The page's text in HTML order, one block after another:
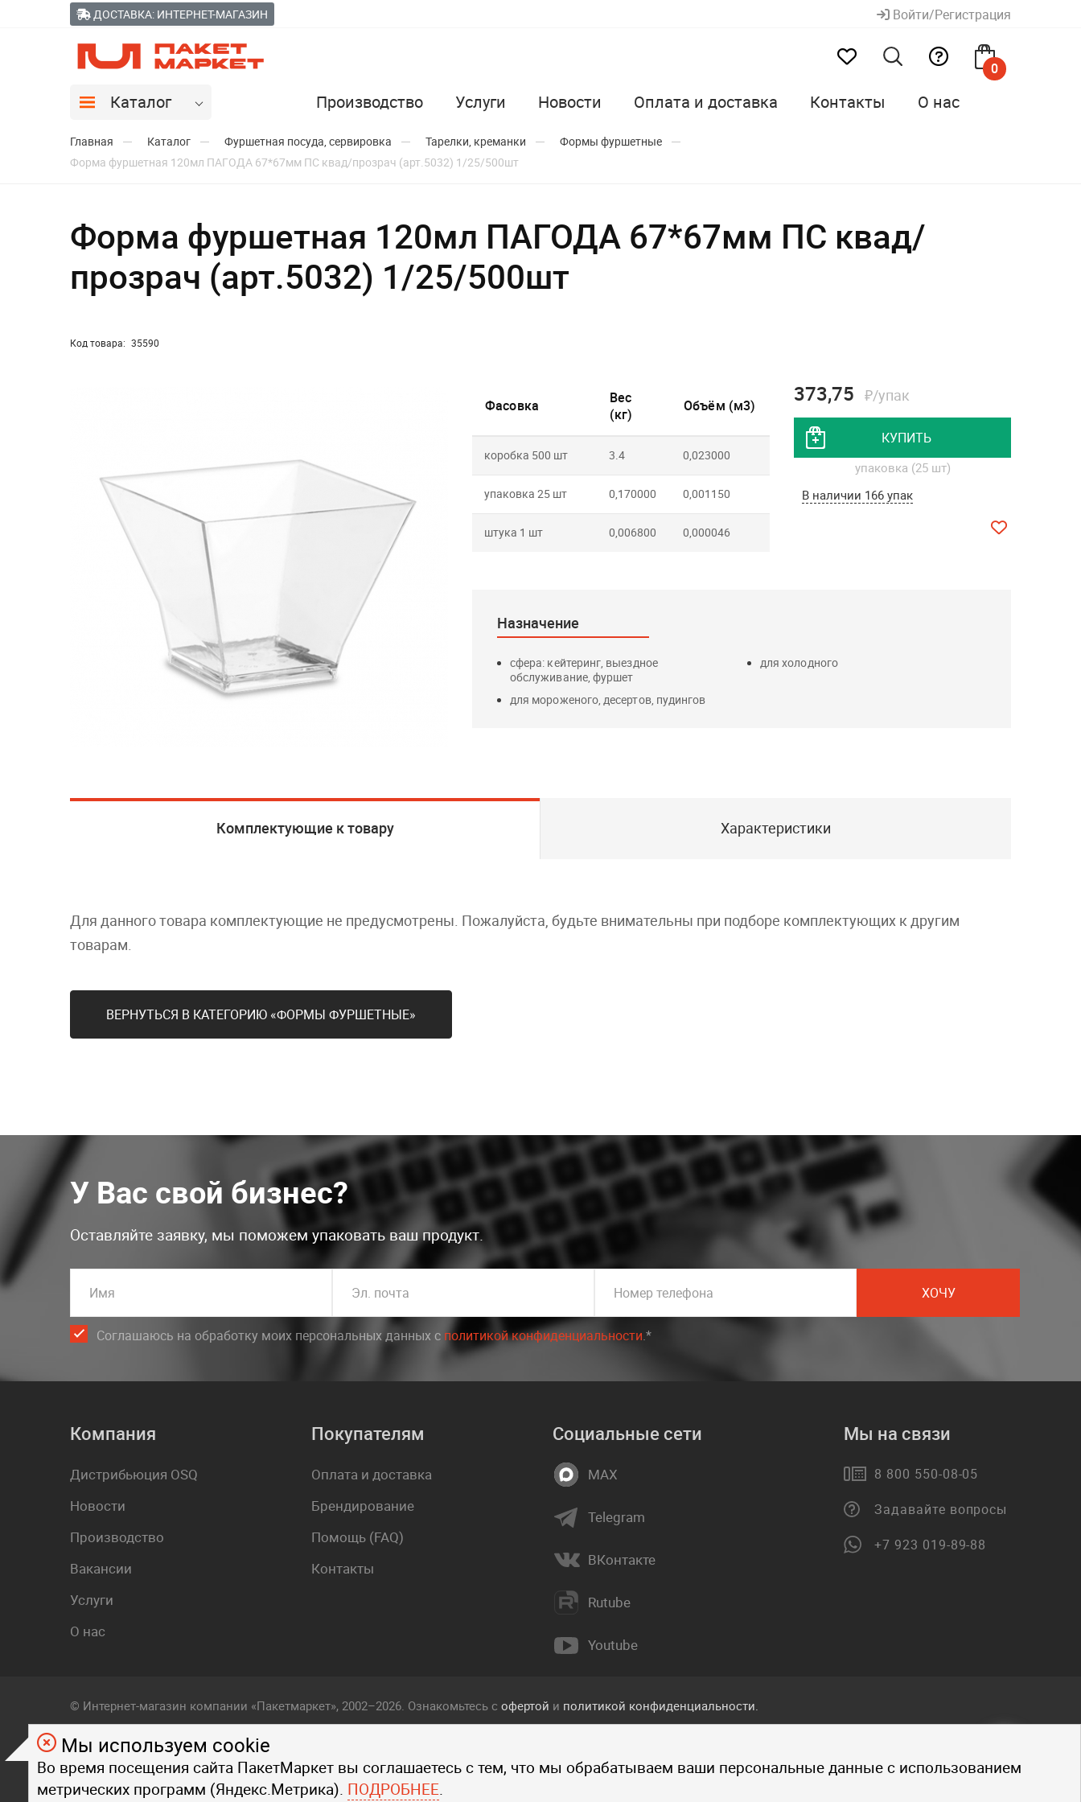
ДОСТАВКА: ИНТЕРНЕТ-МАГАЗИН Войти/Регистрация
0
Каталог Производство Услуги Новости Оплата и доставка Контакты О нас
Главная Каталог Фуршетная посуда, сервировка Тарелки, креманки
Формы фуршетные
Форма фуршетная 120мл ПАГОДА 67*67мм ПС квад/прозрач (арт.5032) 1/25/500шт
Форма фуршетная 120мл ПАГОДА 67*67мм ПС квад/
прозрач (арт.5032) 1/25/500шт
Код товара: 35590
Фасовка
Вес
(кг)
Объём (м3)
коробка 500 шт 3.4 0,023000
упаковка 25 шт 0,170000 0,001150
штука 1 шт 0,006800 0,000046
373,75 ₽/упак
КУПИТЬ
упаковка (25 шт)
В наличии 166 упак
Назначение
сфера: кейтеринг, выездное
обслуживание, фуршет
для мороженого, десертов, пудингов
для холодного
Комплектующие к товару Характеристики
Для данного товара комплектующие не предусмотрены. Пожалуйста, будьте внимательны при подборе комплектующих к другим
товарам.
ВЕРНУТЬСЯ В КАТЕГОРИЮ «ФОРМЫ ФУРШЕТНЫЕ»
У Вас свой бизнес?
Оставляйте заявку, мы поможем упаковать ваш продукт.
Имя Эл. почта Номер телефона ХОЧУ
Соглашаюсь на обработку моих персональных данных c политикой конфиденциальности.*
Мы используем cookie
Во время посещения сайта ПакетМаркет вы соглашаетесь с тем, что мы обрабатываем ваши персональные данные с использованием
метрических программ (Яндекс.Метрика). ПОДРОБНЕЕ.
Компания
Дистрибьюция OSQ
Новости
Производство
Вакансии
Услуги
О нас
Покупателям
Оплата и доставка
Брендирование
Помощь (FAQ)
Контакты
Социальные сети
MAX
Telegram
ВКонтакте
Rutube
Youtube
Мы на связи
8 800 550-08-05
Задавайте вопросы
+7 923 019-89-88
© Интернет-магазин компании «Пакетмаркет», 2002–2026. Ознакомьтесь с офертой и политикой конфиденциальности.
Любой визуальный и фирменный стиль, контент, текст, фотографии, изображения, и другие объекты, опубликованные
на страницах данного сайта, являются объектом прав интеллектуальной собственности компании Пакетмаркет.
Любое копирование стиля, контента, текста, фотографий, изображений и других объектов данного сайта запрещено.